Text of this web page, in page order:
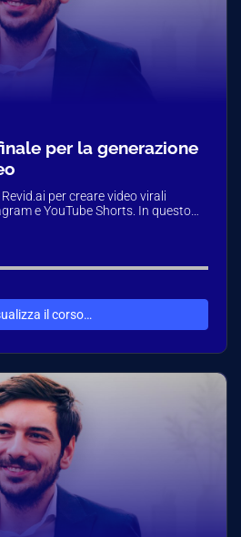
per la generazione
per creare video virali
e YouTube Shorts. In questo
il corso…